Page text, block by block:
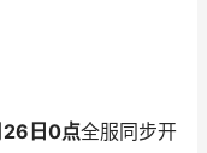
日0点全服同步开